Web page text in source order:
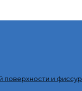
поверхности и фиссур